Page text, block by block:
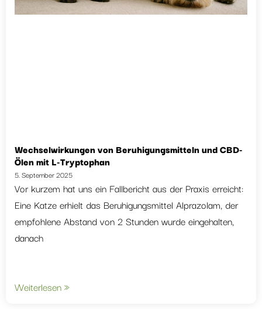
Wechselwirkungen von Beruhigungsmitteln und CBD-
Ölen mit L-Tryptophan
5. September 2025
Vor kurzem hat uns ein Fallbericht aus der Praxis erreicht:
Eine Katze erhielt das Beruhigungsmittel Alprazolam, der
empfohlene Abstand von 2 Stunden wurde eingehalten,
danach
Weiterlesen »